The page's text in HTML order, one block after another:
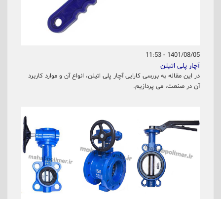
1401/08/05 - 11:53
آچار پلی اتیلن
در این مقاله به بررسی کارایی آچار پلی اتیلن، انواع آن و موارد کاربرد
آن در صنعت، می پردازیم.